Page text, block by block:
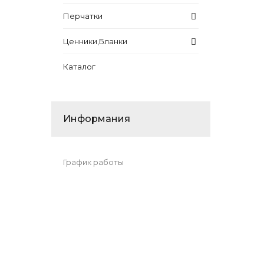
Перчатки
Ценники,Бланки
Каталог
Информания
График работы